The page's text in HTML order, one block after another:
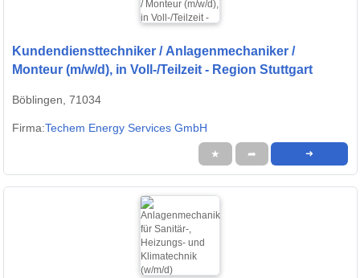
Kundendiensttechniker / Anlagenmechaniker /
Monteur (m/w/d), in Voll-/Teilzeit - Region Stuttgart
Böblingen, 71034
Firma:Techem Energy Services GmbH
★ ➦ ➜